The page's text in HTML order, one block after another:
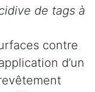
de tags à
contre
d’un